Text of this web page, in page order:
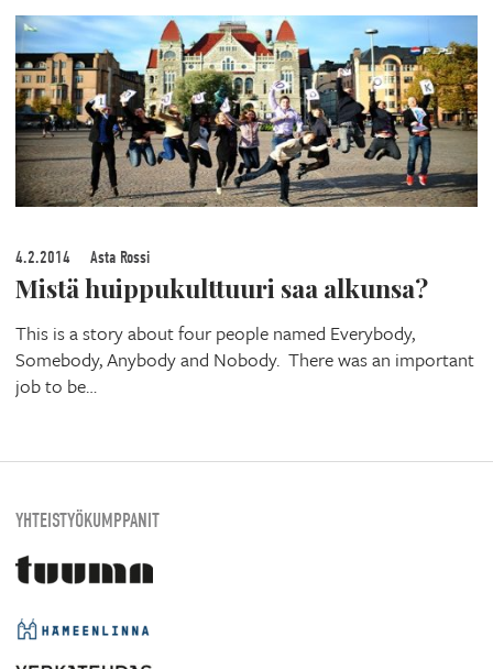
4.2.2014 Asta Rossi
Mistä huippukulttuuri saa alkunsa?
This is a story about four people named Everybody,
Somebody, Anybody and Nobody. There was an important
job to be…
YHTEISTYÖKUMPPANIT